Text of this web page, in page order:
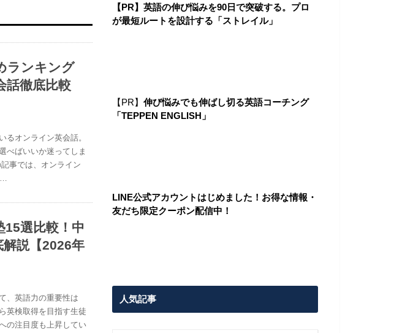
ランキング
話徹底比較
るオンライン英会話。
べばいいか迷ってしま
事では、オンライン
選比較！中
説【2026年
、英語力の重要性は
英検取得を目指す生徒
の注目度も上昇してい
【PR】英語の伸び悩みを90日で突破する。プロ
が最短ルートを設計する「ストレイル」
【PR】 伸び悩みでも伸ばし切る英語コーチング
「TEPPEN ENGLISH」
LINE公式アカウントはじめました！お得な情報・
友だち限定クーポン配信中！
人気記事